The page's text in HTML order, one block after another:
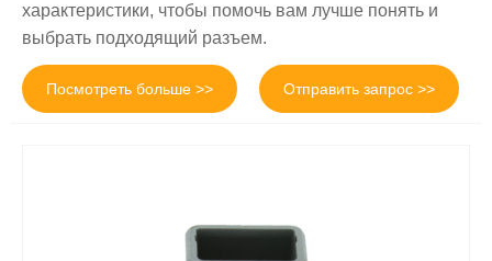
характеристики, чтобы помочь вам лучше понять и
выбрать подходящий разъем.
Посмотреть больше >> Отправить запрос >>